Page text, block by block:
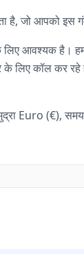
है, जो आपको
आवश्यक है।
कॉल कर रहे
Euro (€),